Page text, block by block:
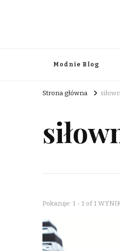
Modnie Blog
Strona główna
Pokazuje: 1 - 1 of 1